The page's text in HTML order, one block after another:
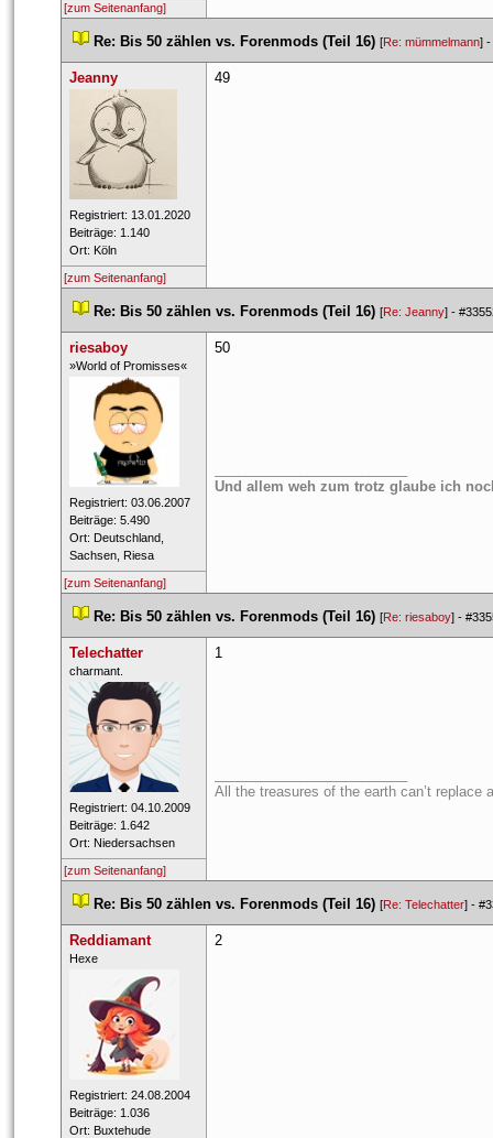
[zum Seitenanfang]
Re: Bis 50 zählen vs. Forenmods (Teil 16) [Re: mümmelmann] -
Jeanny
Registriert: 13.01.2020
Beiträge: 1.140
Ort: Köln
49
[zum Seitenanfang]
Re: Bis 50 zählen vs. Forenmods (Teil 16) [Re: Jeanny] -
riesaboy
​»World of Promisses«
Registriert: 03.06.2007
Beiträge: 5.490
Ort: Deutschland,
Sachsen, Riesa
50
Und allem weh zum trotz glaube ich
[zum Seitenanfang]
Re: Bis 50 zählen vs. Forenmods (Teil 16) [Re: riesaboy] -
Telechatter
​charmant.
Registriert: 04.10.2009
Beiträge: 1.642
Ort: Niedersachsen
1
All the treasures of the earth can’t replace
[zum Seitenanfang]
Re: Bis 50 zählen vs. Forenmods (Teil 16) [Re: Telechatter] -
Reddiamant
Hexe​
Registriert: 24.08.2004
Beiträge: 1.036
Ort: Buxtehude
2